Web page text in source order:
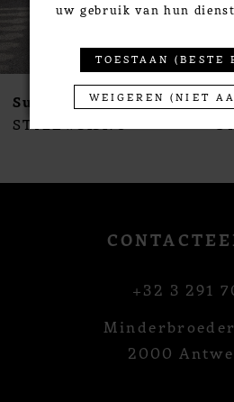
10
11
12
14
Susanna Rivieri
STYLE #313178
+32 3 291
2000
uw gebruik van hun
TOESTAAN (BESTE
WEIGEREN (NIET